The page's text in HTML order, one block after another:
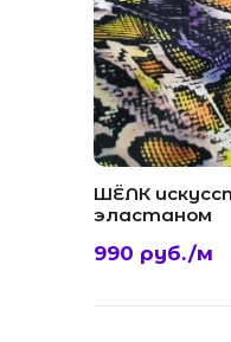
ШЁЛК
эластаном
990 руб./м